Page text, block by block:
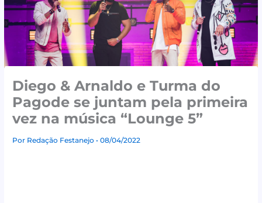
Diego & Arnaldo e Turma do
Pagode se juntam pela primeira
vez na música “Lounge 5”
Por Redação Festanejo• 08/04/2022